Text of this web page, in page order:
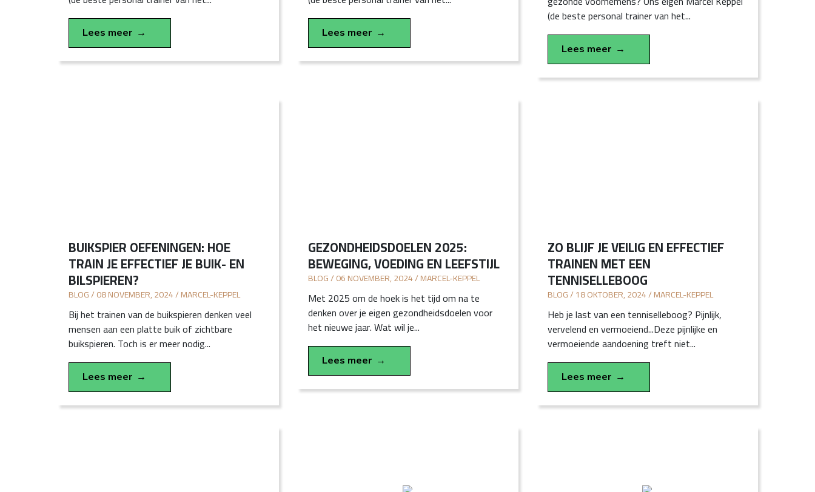
Lees meer Lees meer
(de beste personal trainer van het...
Lees meer
BUIKSPIER OEFENINGEN: HOE
TRAIN JE EFFECTIEF JE BUIK- EN
BILSPIEREN?
BLOG / 08 NOVEMBER, 2024 / MARCEL-KEPPEL
Bij het trainen van de buikspieren denken veel
mensen aan een platte buik of zichtbare
buikspieren. Toch is er meer nodig...
Lees meer
GEZONDHEIDSDOELEN 2025:
BEWEGING, VOEDING EN LEEFSTIJL
BLOG / 06 NOVEMBER, 2024 / MARCEL-KEPPEL
Met 2025 om de hoek is het tijd om na te
denken over je eigen gezondheidsdoelen voor
het nieuwe jaar. Wat wil je...
Lees meer
ZO BLIJF JE VEILIG EN EFFECTIEF
TRAINEN MET EEN
TENNISELLEBOOG
BLOG / 18 OKTOBER, 2024 / MARCEL-KEPPEL
Heb je last van een tenniselleboog? Pijnlijk,
vervelend en vermoeiend...Deze pijnlijke en
vermoeiende aandoening treft niet...
Lees meer